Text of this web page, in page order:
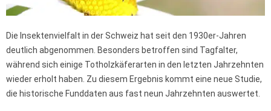
Die Insektenvielfalt in der Schweiz hat seit den 1930er-Jahren
deutlich abgenommen. Besonders betroffen sind Tagfalter,
während sich einige Totholzkäferarten in den letzten Jahrzehnten
wieder erholt haben. Zu diesem Ergebnis kommt eine neue Studie,
die historische Funddaten aus fast neun Jahrzehnten auswertet.